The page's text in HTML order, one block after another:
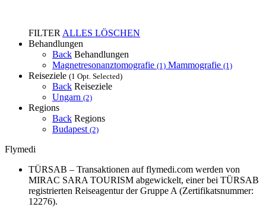
FILTER ALLES LÖSCHEN
Behandlungen
Back Behandlungen
Magnetresonanztomografie (1) Mammografie (1)
Reiseziele (1 Opt. Selected)
Back Reiseziele
Ungarn (2)
Regions
Back Regions
Budapest (2)
Flymedi
TÜRSAB – Transaktionen auf flymedi.com werden von
MIRAC SARA TOURISM abgewickelt, einer bei TÜRSAB
registrierten Reiseagentur der Gruppe A (Zertifikatsnummer:
12276).